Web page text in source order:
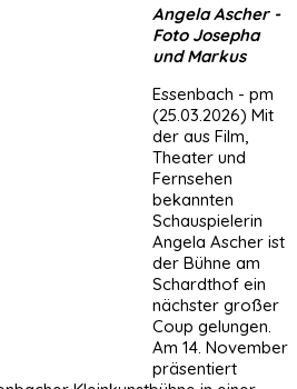
Angela Ascher -
Foto Josepha
und Markus
Essenbach - pm
(25.03.2026) Mit
der aus Film,
Theater und
Fernsehen
bekannten
Schauspielerin
Angela Ascher ist
der Bühne am
Schardthof ein
nächster großer
Coup gelungen.
Am 14. November
präsentiert